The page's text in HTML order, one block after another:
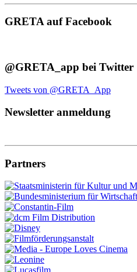
GRETA auf Facebook
@GRETA_app bei Twitter
Tweets von @GRETA_App
Newsletter anmeldung
Partners